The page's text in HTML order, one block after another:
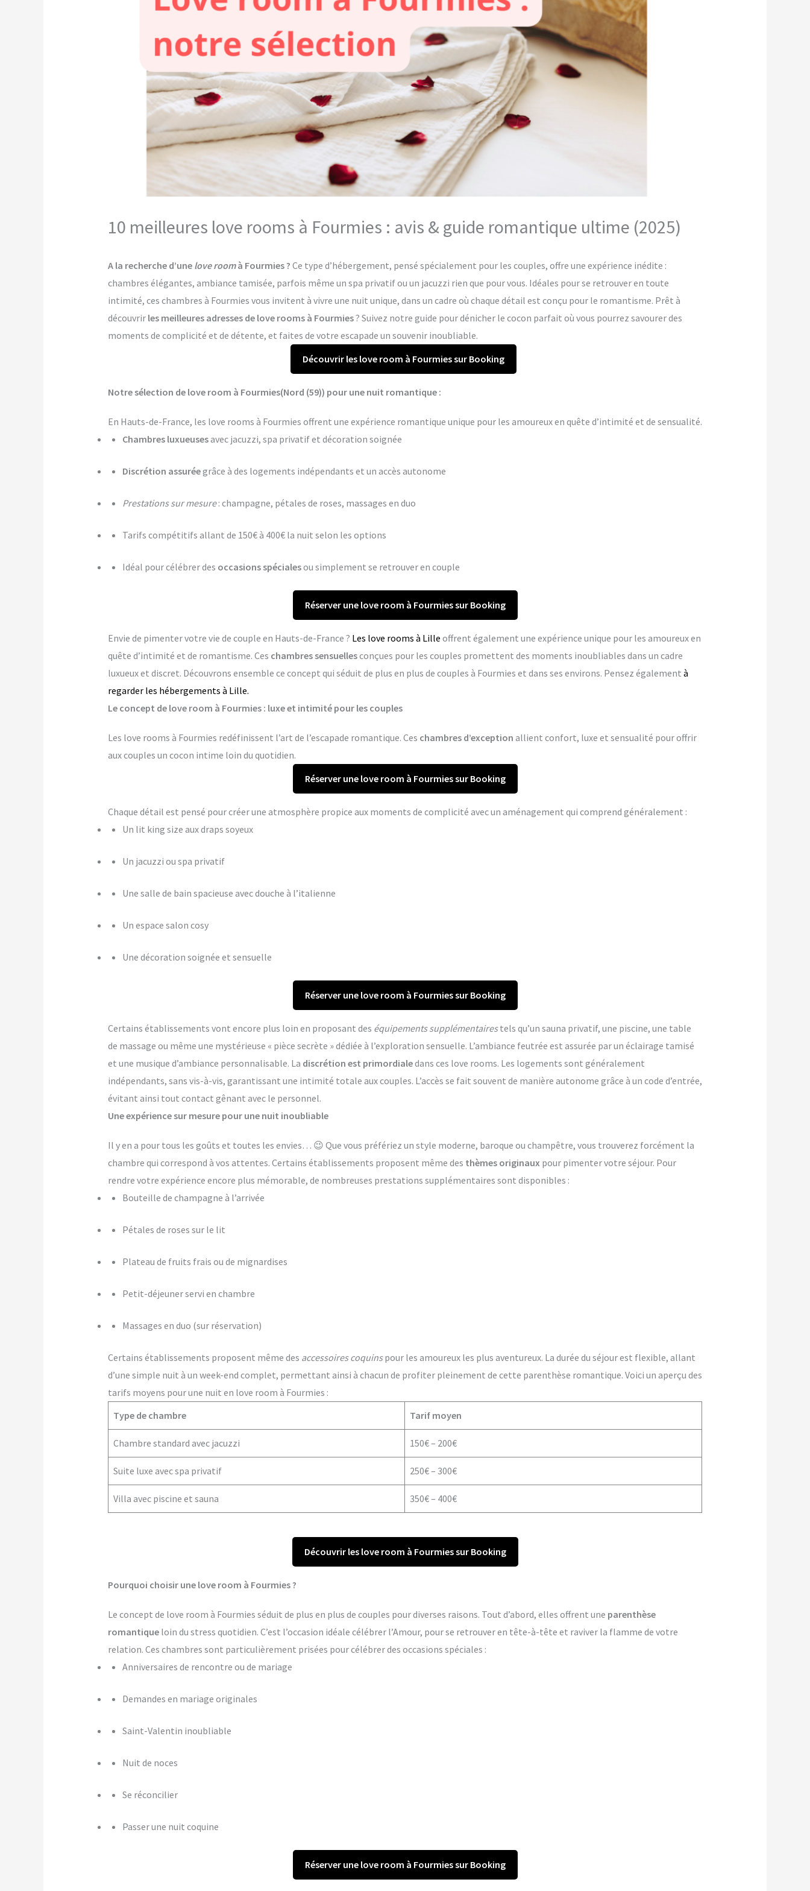
10 meilleures love rooms à Fourmies : avis & guide romantique ultime (2025)
A la recherche d’une love roomà Fourmies ? Ce type d’hébergement, pensé spécialement pour les couples, offre une expérience inédite :
chambres élégantes, ambiance tamisée, parfois même un spa privatif ou un jacuzzi rien que pour vous. Idéales pour se retrouver en toute
intimité, ces chambres à Fourmies vous invitent à vivre une nuit unique, dans un cadre où chaque détail est conçu pour le romantisme. Prêt à
découvrir les meilleures adresses de love rooms à Fourmies? Suivez notre guide pour dénicher le cocon parfait où vous pourrez savourer des
moments de complicité et de détente, et faites de votre escapade un souvenir inoubliable.
Découvrir les love room à Fourmies sur Booking
Notre sélection de love room à Fourmies(Nord (59)) pour une nuit romantique :
En Hauts-de-France, les love rooms à Fourmies offrent une expérience romantique unique pour les amoureux en quête d’intimité et de sensualité.
Chambres luxueusesavec jacuzzi, spa privatif et décoration soignée
Discrétion assuréegrâce à des logements indépendants et un accès autonome
Prestations sur mesure: champagne, pétales de roses, massages en duo
Tarifs compétitifs allant de 150€ à 400€ la nuit selon les options
Idéal pour célébrer des occasions spécialesou simplement se retrouver en couple
Réserver une love room à Fourmies sur Booking
Envie de pimenter votre vie de couple en Hauts-de-France ? Les love rooms à Lille offrent également une expérience unique pour les amoureux en
quête d’intimité et de romantisme. Ces chambres sensuellesconçues pour les couples promettent des moments inoubliables dans un cadre
luxueux et discret. Découvrons ensemble ce concept qui séduit de plus en plus de couples à Fourmies et dans ses environs. Pensez également à
regarder les hébergements à Lille.
Le concept de love room à Fourmies : luxe et intimité pour les couples
Les love rooms à Fourmies redéfinissent l’art de l’escapade romantique. Ces chambres d’exception allient confort, luxe et sensualité pour offrir
aux couples un cocon intime loin du quotidien.
Réserver une love room à Fourmies sur Booking
Chaque détail est pensé pour créer une atmosphère propice aux moments de complicité avec un aménagement qui comprend généralement :
Un lit king size aux draps soyeux
Un jacuzzi ou spa privatif
Une salle de bain spacieuse avec douche à l’italienne
Un espace salon cosy
Une décoration soignée et sensuelle
Réserver une love room à Fourmies sur Booking
Certains établissements vont encore plus loin en proposant des équipements supplémentairestels qu’un sauna privatif, une piscine, une table
de massage ou même une mystérieuse « pièce secrète » dédiée à l’exploration sensuelle. L’ambiance feutrée est assurée par un éclairage tamisé
et une musique d’ambiance personnalisable. La discrétion est primordialedans ces love rooms. Les logements sont généralement
indépendants, sans vis-à-vis, garantissant une intimité totale aux couples. L’accès se fait souvent de manière autonome grâce à un code d’entrée,
évitant ainsi tout contact gênant avec le personnel.
Une expérience sur mesure pour une nuit inoubliable
Il y en a pour tous les goûts et toutes les envies… 😉 Que vous préfériez un style moderne, baroque ou champêtre, vous trouverez forcément la
chambre qui correspond à vos attentes. Certains établissements proposent même des thèmes originaux pour pimenter votre séjour. Pour
rendre votre expérience encore plus mémorable, de nombreuses prestations supplémentaires sont disponibles :
Bouteille de champagne à l’arrivée
Pétales de roses sur le lit
Plateau de fruits frais ou de mignardises
Petit-déjeuner servi en chambre
Massages en duo (sur réservation)
Certains établissements proposent même des accessoires coquinspour les amoureux les plus aventureux. La durée du séjour est flexible, allant
d’une simple nuit à un week-end complet, permettant ainsi à chacun de profiter pleinement de cette parenthèse romantique. Voici un aperçu des
tarifs moyens pour une nuit en love room à Fourmies :
Type de chambre
Tarif moyen
Chambre standard avec jacuzzi 150€ – 200€
Suite luxe avec spa privatif 250€ – 300€
Villa avec piscine et sauna 350€ – 400€
Découvrir les love room à Fourmies sur Booking
Pourquoi choisir une love room à Fourmies ?
Le concept de love room à Fourmies séduit de plus en plus de couples pour diverses raisons. Tout d’abord, elles offrent une parenthèse
romantiqueloin du stress quotidien. C’est l’occasion idéale célébrer l’Amour, pour se retrouver en tête-à-tête et raviver la flamme de votre
relation. Ces chambres sont particulièrement prisées pour célébrer des occasions spéciales :
Anniversaires de rencontre ou de mariage
Demandes en mariage originales
Saint-Valentin inoubliable
Nuit de noces
Se réconcilier
Passer une nuit coquine
Réserver une love room à Fourmies sur Booking